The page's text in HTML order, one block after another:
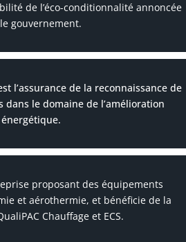
de l’éco-conditionnalité annoncée
gouvernement.
l’assurance de la reconnaissance de
dans le domaine de l’amélioration
énergétique.
proposant des équipements
et aérothermie, et bénéficie de la
Chauffage et ECS.